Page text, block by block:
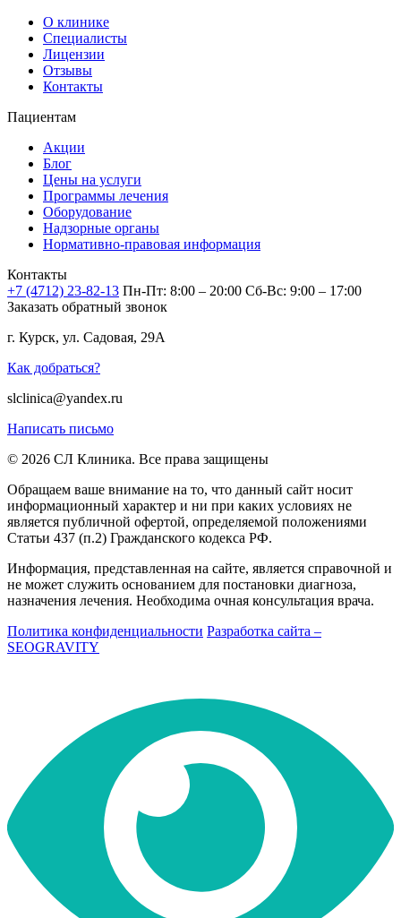
О клинике
Специалисты
Лицензии
Отзывы
Контакты
Пациентам
Акции
Блог
Цены на услуги
Программы лечения
Оборудование
Надзорные органы
Нормативно-правовая информация
Контакты
+7 (4712) 23-82-13 Пн-Пт: 8:00 – 20:00 Сб-Вс: 9:00 – 17:00
Заказать обратный звонок
г. Курск, ул. Садовая, 29А
Как добраться?
slclinica@yandex.ru
Написать письмо
© 2026 СЛ Клиника. Все права защищены
Обращаем ваше внимание на то, что данный сайт носит
информационный характер и ни при каких условиях не
является публичной офертой, определяемой положениями
Статьи 437 (п.2) Гражданского кодекса РФ.
Информация, представленная на сайте, является справочной и
не может служить основанием для постановки диагноза,
назначения лечения. Необходима очная консультация врача.
Политика конфиденциальности Разработка сайта –
SEOGRAVITY